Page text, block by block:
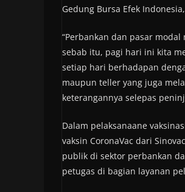
Gedung Bursa Efek
“Perbankan dan pasar
sebab itu, pagi hari ini kita
setiap hari berhadapan
maupun teller yang juga
keterangannya selepas
Dalam pelaksanaane
vaksin CoronaVac dari
publik di sektor perbankan
petugas di bagian layanan